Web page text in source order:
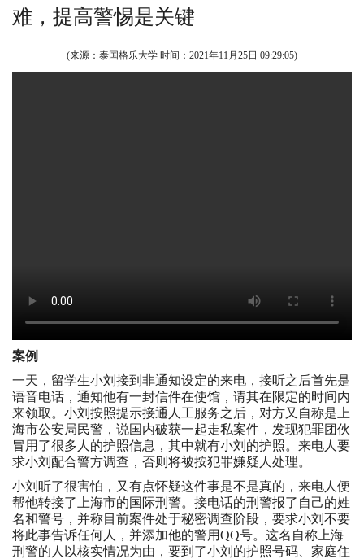
难，提高警惕是关键
(来源：泰国格乐大学 时间： 2021年11月25日 09:29:05)
案例
一天，留学生小刘接到非通知设定的来电，接听之后首先是
语音电话，通知他有一封信件在使馆，请其在限定的时间内
来领取。小刘按照提示接通人工服务之后，对方又自称是上
海市公安局民警，说国内破获一起走私案件，发现犯罪团伙
冒用了很多人的护照信息，其中就有小刘的护照。来电人要
求小刘配合警方调查，否则将被按犯罪嫌疑人处理。
小刘听了很害怕，又有点怀疑这件事是不是真的，来电人便
帮他转接了上海市的国际刑警。接电话的刑警报了自己的姓
名和警号，并称目前案件处于秘密调查阶段，要求小刘不要
将此事告诉任何人，并添加他的警用QQ号。这名自称上海
刑警的人以核实情况为由，要到了小刘的护照号码、家庭住